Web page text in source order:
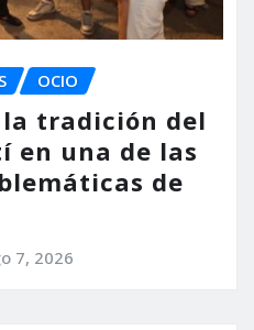
OCIO
la tradición del
en una de las
de
7, 2026